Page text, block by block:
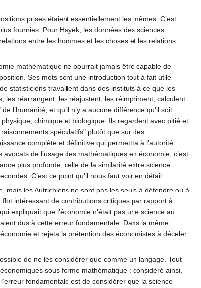
prises étaient essentiellement les mêmes. C’est
fournies. Pour Hayek, les données des sciences
entre les hommes et les choses et les relations
mathématique ne pourrait jamais être capable de
Ses mots sont une introduction tout à fait utile
statisticiens travaillent dans des instituts à ce que les
les réarrangent, les réajustent, les réimpriment, calculent
l’humanité, et qu’il n’y a aucune différence qu’il soit
chimique et biologique. Ils regardent avec pitié et
spéculatifs" plutôt que sur des
complète et définitive qui permettra à l’autorité
de l’usage des mathématiques en économie, c’est
plus profonde, celle de la similarité entre science
C’est ce point qu’il nous faut voir en détail.
mais les Autrichiens ne sont pas les seuls à défendre ou à
intéressant de contributions critiques par rapport à
expliquait que l’économie n’était pas une science au
dus à cette erreur fondamentale. Dans la même
et rejeta la prétention des économistes à déceler
de ne les considérer que comme un langage. Tout
sous forme mathématique : considéré ainsi,
fondamentale est de considérer que la science